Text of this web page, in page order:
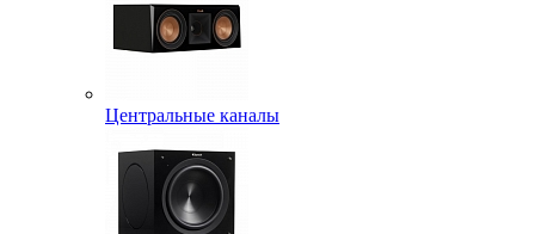
Центральные каналы